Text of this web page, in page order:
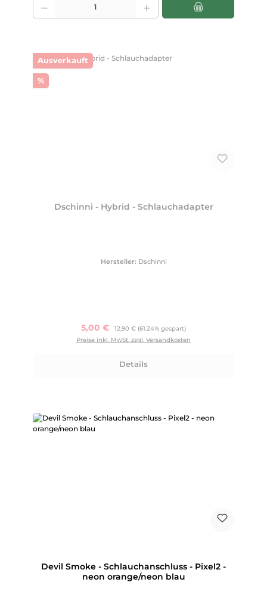
Ausverkauft
%Rabatt
Dschinni - Hybrid - Schlauchadapter
Hersteller: Dschinni
Verkaufspreis:
5,00 € Regulärer Preis:
12,90 € (61.24% gespart)
Preise inkl. MwSt. zzgl. Versandkosten
Details
Devil Smoke - Schlauchanschluss - Pixel2 -
neon orange/neon blau